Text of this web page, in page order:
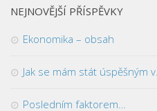
NEJNOVĚJŠÍ PŘÍSPĚVKY
Ekonomika – obsah
Jak se mám stát úspěšným v…
Posledním faktorem…